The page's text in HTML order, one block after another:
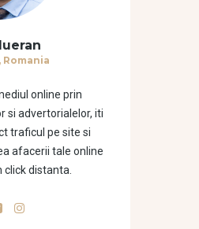
Romania
online prin
si advertorialelor, iti
traficul pe site si
afacerii tale online
click distanta.